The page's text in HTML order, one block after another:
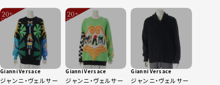
20%
OFF
Gianni Versace
ジャンニ・ヴェルサー
20%
OFF
Gianni Versace
ジャンニ・ヴェルサー
Gianni Versace
ジャンニ・ヴェルサー